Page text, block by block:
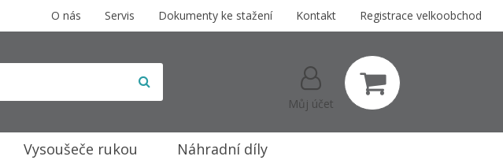
O nás Servis Dokumenty ke stažení Kontakt Registrace velkoobchod
Můj účet
Vysoušeče rukou Náhradní díly